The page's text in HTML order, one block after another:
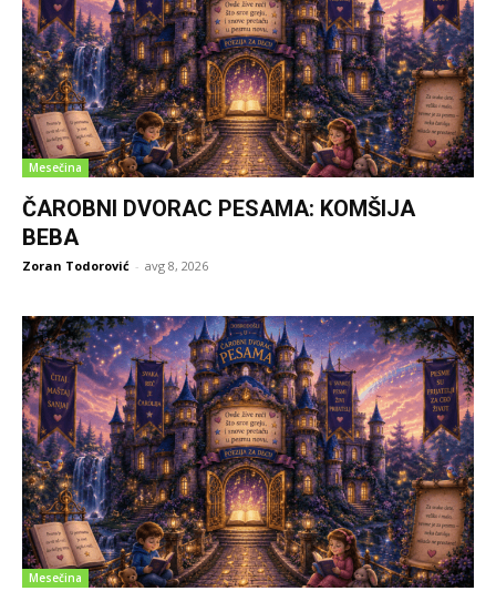
Mesečina
ČAROBNI DVORAC PESAMA: KOMŠIJA
BEBA
Zoran Todorović - avg 8, 2026
Mesečina